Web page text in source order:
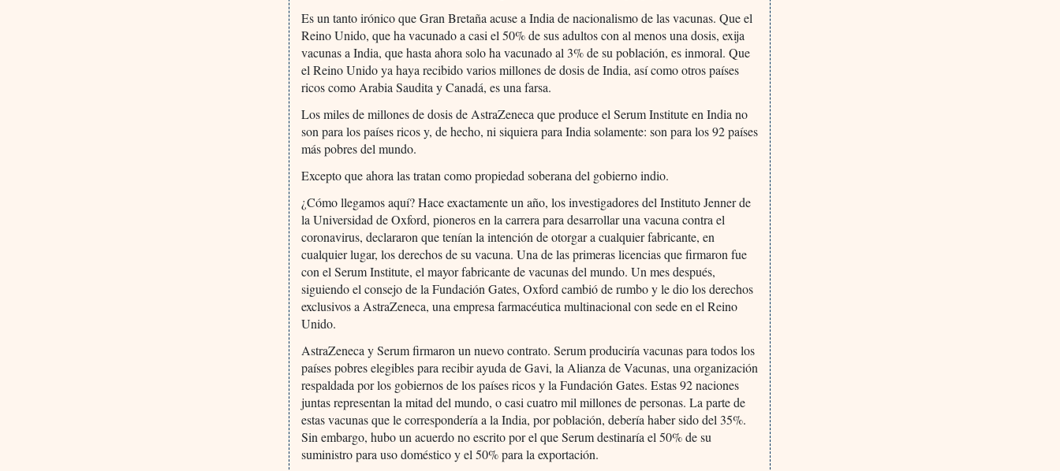
Es un tanto irónico que Gran Bretaña acuse a India de nacionalismo de las vacunas. Que el
Reino Unido, que ha vacunado a casi el 50% de sus adultos con al menos una dosis, exija
vacunas a India, que hasta ahora solo ha vacunado al 3% de su población, es inmoral. Que
el Reino Unido ya haya recibido varios millones de dosis de India, así como otros países
ricos como Arabia Saudita y Canadá, es una farsa.
Los miles de millones de dosis de AstraZeneca que produce el Serum Institute en India no
son para los países ricos y, de hecho, ni siquiera para India solamente: son para los 92 países
más pobres del mundo.
Excepto que ahora las tratan como propiedad soberana del gobierno indio.
¿Cómo llegamos aquí? Hace exactamente un año, los investigadores del Instituto Jenner de
la Universidad de Oxford, pioneros en la carrera para desarrollar una vacuna contra el
coronavirus, declararon que tenían la intención de otorgar a cualquier fabricante, en
cualquier lugar, los derechos de su vacuna. Una de las primeras licencias que firmaron fue
con el Serum Institute, el mayor fabricante de vacunas del mundo. Un mes después,
siguiendo el consejo de la Fundación Gates, Oxford cambió de rumbo y le dio los derechos
exclusivos a AstraZeneca, una empresa farmacéutica multinacional con sede en el Reino
Unido.
AstraZeneca y Serum firmaron un nuevo contrato. Serum produciría vacunas para todos los
países pobres elegibles para recibir ayuda de Gavi, la Alianza de Vacunas, una organización
respaldada por los gobiernos de los países ricos y la Fundación Gates. Estas 92 naciones
juntas representan la mitad del mundo, o casi cuatro mil millones de personas. La parte de
estas vacunas que le correspondería a la India, por población, debería haber sido del 35%.
Sin embargo, hubo un acuerdo no escrito por el que Serum destinaría el 50% de su
suministro para uso doméstico y el 50% para la exportación.